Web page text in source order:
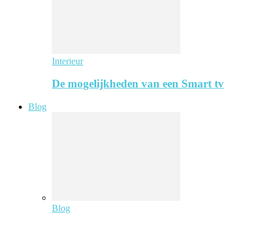
Interieur
De mogelijkheden van een Smart tv
Blog
Blog